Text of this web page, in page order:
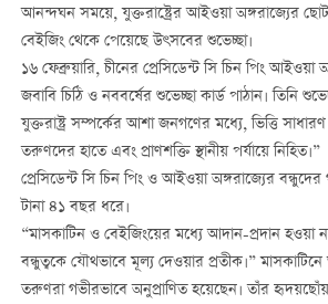
আনন্দঘন সময়ে, যুক্তরাষ্ট্রের আইওয়া অঙ্গরাজ্যের
বেইজিং থেকে পেয়েছে উৎসবের শুভেচ্ছা।
১৬ ফেব্রুয়ারি, চীনের প্রেসিডেন্ট সি চিন পিং আইওয়া
জবাবি চিঠি ও নববর্ষের শুভেচ্ছা কার্ড পাঠান। তিনি
যুক্তরাষ্ট্র সম্পর্কের আশা জনগণের মধ্যে, ভিত্তি
তরুণদের হাতে এবং প্রাণশক্তি স্থানীয় পর্যায়ে নিহিত।”
প্রেসিডেন্ট সি চিন পিং ও আইওয়া অঙ্গরাজ্যের
টানা ৪১ বছর ধরে।
“মাসকাটিন ও বেইজিংয়ের মধ্যে আদান-প্রদান হওয়া
বন্ধুত্বকে যৌথভাবে মূল্য দেওয়ার প্রতীক।”
তরুণরা গভীরভাবে অনুপ্রাণিত হয়েছেন। তাঁর হৃদয়ছোঁয়া